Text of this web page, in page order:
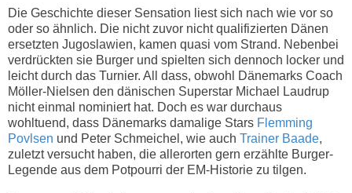
Die Geschichte dieser Sensation liest sich nach wie vor so
oder so ähnlich. Die nicht zuvor nicht qualifizierten Dänen
ersetzten Jugoslawien, kamen quasi vom Strand. Nebenbei
verdrückten sie Burger und spielten sich dennoch locker und
leicht durch das Turnier. All dass, obwohl Dänemarks Coach
Möller-Nielsen den dänischen Superstar Michael Laudrup
nicht einmal nominiert hat. Doch es war durchaus
wohltuend, dass Dänemarks damalige Stars Flemming
Povlsen und Peter Schmeichel, wie auch Trainer Baade,
zuletzt versucht haben, die allerorten gern erzählte Burger-
Legende aus dem Potpourri der EM-Historie zu tilgen.